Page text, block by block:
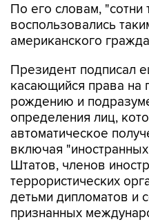
По его словам,
воспользовались
американского
Президент подписал
касающийся права на
рождению и
определения лиц,
автоматическое
включая
Штатов, членов
террористических
детьми дипломатов и
признанных